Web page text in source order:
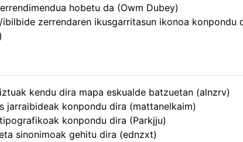
hobetu da (Owm Dubey)
ibilbide zerrendaren ikusgarritasun ikonoa konpondu
kendu dira mapa eskualde batzuetan (alnzrv)
jarraibideak konpondu dira (mattanelkaim)
konpondu dira (Parkjju)
sinonimoak gehitu dira (ednzxt)